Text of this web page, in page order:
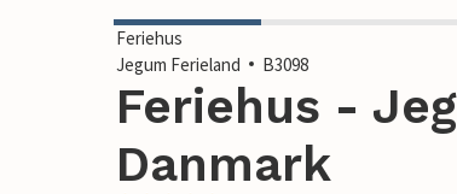
Feriehus
Jegum Ferieland
B3098
Feriehus -
Danmark